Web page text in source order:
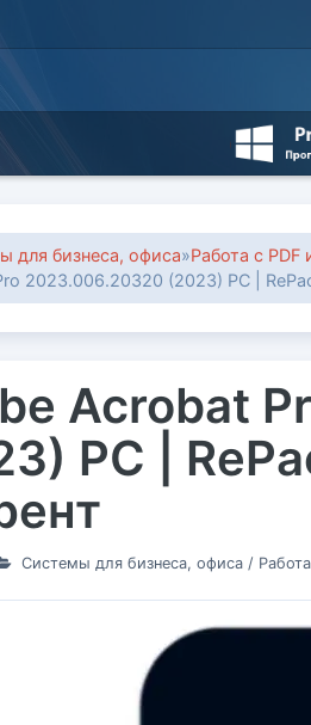
для бизнеса, офиса»Работа с PDF
2023.006.20320 (2023) PC |
Acrobat
PC |
Системы для бизнеса, офиса/